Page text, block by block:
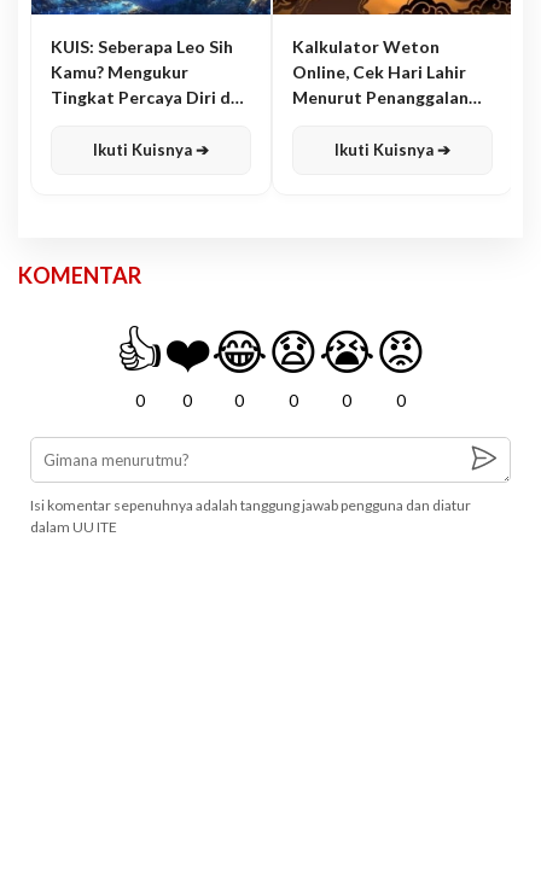
KUIS: Seberapa Leo Sih
Kamu? Mengukur
Tingkat Percaya Diri dan
Ikuti Kuisnya ➔
Kalkulator Weton
Online, Cek Hari Lahir
Menurut Penanggalan
Ikuti Kuisnya ➔
KOMENTAR
👍
0
❤️
0
😂
0
😧
0
😭
0
😡
0
Isi komentar sepenuhnya adalah tanggung jawab pengguna dan diatur
dalam UU ITE